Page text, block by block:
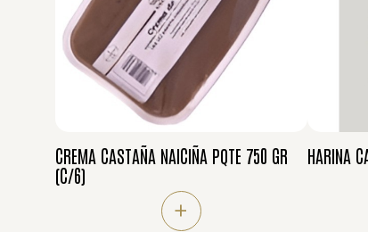
CREMA CASTAÑA NAICIÑA PQTE 750 GR
(C/6)
+
HARINA